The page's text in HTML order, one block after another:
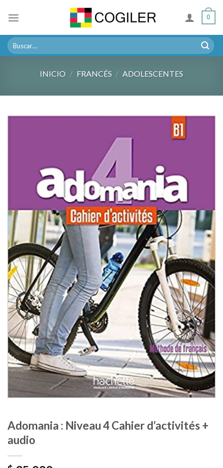
0
Buscar
por:
INICIO / FRANCÉS / ADOLESCENTES
Adomania : Niveau 4 Cahier d’activités +
audio